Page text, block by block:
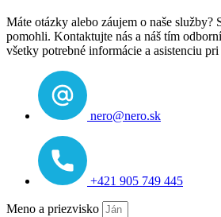
Máte otázky alebo záujem o naše služby?
pomohli. Kontaktujte nás a náš tím
všetky potrebné informácie a asistenciu
nero@nero.sk
+421 905 749 445
Meno a priezvisko